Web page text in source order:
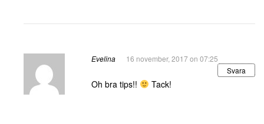
Evelina
16 november, 2017 on 07:25
Svara
Oh bra tips!! Tack!